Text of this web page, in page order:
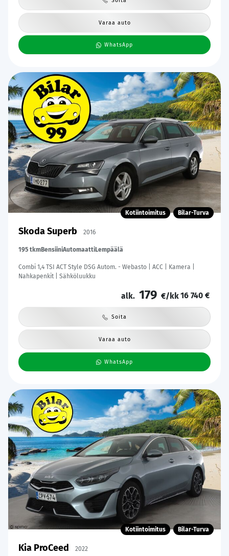
Varaa auto
WhatsApp
Kotiintoimitus Bilar-Turva
Skoda Superb 2016
195 tkmBensiiniAutomaattiLempäälä
Combi 1,4 TSI ACT Style DSG Autom. - Webasto | ACC | Kamera |
Nahkapenkit | Sähköluukku
alk. 179 €/kk16 740 €
Soita
Varaa auto
WhatsApp
Kotiintoimitus Bilar-Turva
Kia ProCeed 2022